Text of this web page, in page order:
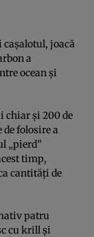
cașalotul, joacă
a
ocean și
chiar și 200 de
folosire a
„pierd”
timp,
cantități de
patru
cu krill și